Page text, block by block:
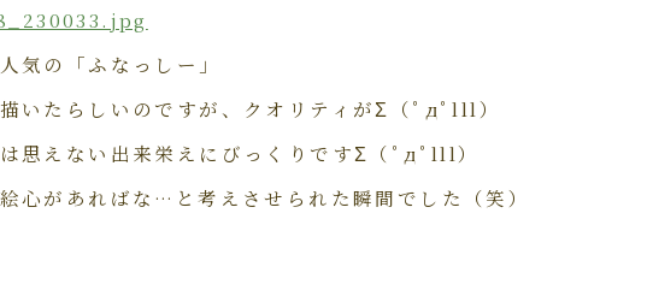
気の「ふなっしー」
いたらしいのですが、クオリティがΣ（ﾟдﾟlll）
思えない出来栄えにびっくりですΣ（ﾟдﾟlll）
心があればな…と考えさせられた瞬間でした（笑）